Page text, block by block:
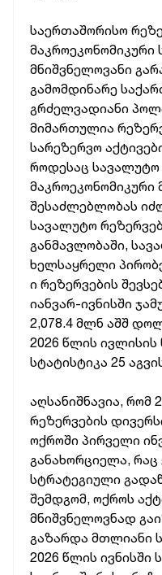
საერთაშორისო
მაკროეკონომიკური
მნიშვნელოვანი
გამომდინარე
გრძელვადიანი
მიმართულია
სარეზერვო
როდესაც სავალუტო
მაკროეკონომიკური
შესაძლებლობას
სავალუტო
განმავლობაში,
ხელსაყრელი
ი რეზერვების
იანვარ-ივნისში
2,078.4 მლნ აშშ
2026 წლის ივლისის
სტატისტიკა 25
აღსანიშნავია, რომ
რეზერვების
ოქროში პირველი
განახორციელა,
სტრატეგიული
შემდგომ, ოქროს
მნიშვნელოვნად
გაზარდა მთლიანი
2026 წლის ივნისში